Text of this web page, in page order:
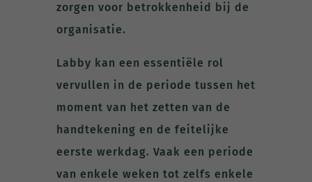
zorgen voor betrokkenheid bij de
organisatie.
Labby kan een essentiële rol
vervullen in de periode tussen het
moment van het zetten van de
handtekening en de feitelijke
eerste werkdag. Vaak een periode
van enkele weken tot zelfs enkele